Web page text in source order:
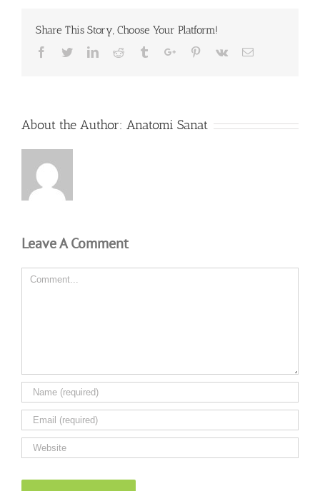
Share This Story, Choose Your Platform!
Facebook
TwitterLinkedinReddit TumblrGoogle+Pinterest
Vk Email
About the Author: Anatomi Sanat
Leave A Comment
Comment